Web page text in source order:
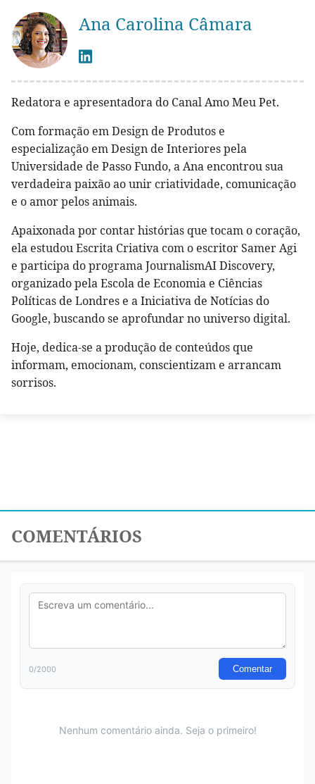
Ana Carolina Câmara
Redatora e apresentadora do Canal Amo Meu Pet.
Com formação em Design de Produtos e
especialização em Design de Interiores pela
Universidade de Passo Fundo, a Ana encontrou sua
verdadeira paixão ao unir criatividade, comunicação
e o amor pelos animais.
Apaixonada por contar histórias que tocam o coração,
ela estudou Escrita Criativa com o escritor Samer Agi
e participa do programa JournalismAI Discovery,
organizado pela Escola de Economia e Ciências
Políticas de Londres e a Iniciativa de Notícias do
Google, buscando se aprofundar no universo digital.
Hoje, dedica-se a produção de conteúdos que
informam, emocionam, conscientizam e arrancam
sorrisos.
COMENTÁRIOS